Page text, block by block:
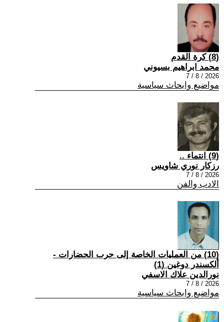
(8) كرة القدم
محمد ابراهيم بسيوني
2026 / 8 / 7
مواضيع وابحاث سياسية
(9) انتماء ..
رزكار نوري شاويس
2026 / 8 / 7
الادب والفن
(10) من العمليات الخاصة إلى حرب الحضارات -
ألكسندر دوغين (1)
نورالدين علاك الاسفي
2026 / 8 / 7
مواضيع وابحاث سياسية